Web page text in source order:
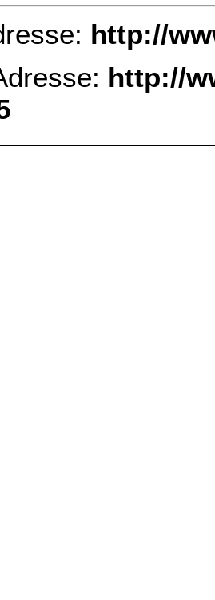
http://
http://